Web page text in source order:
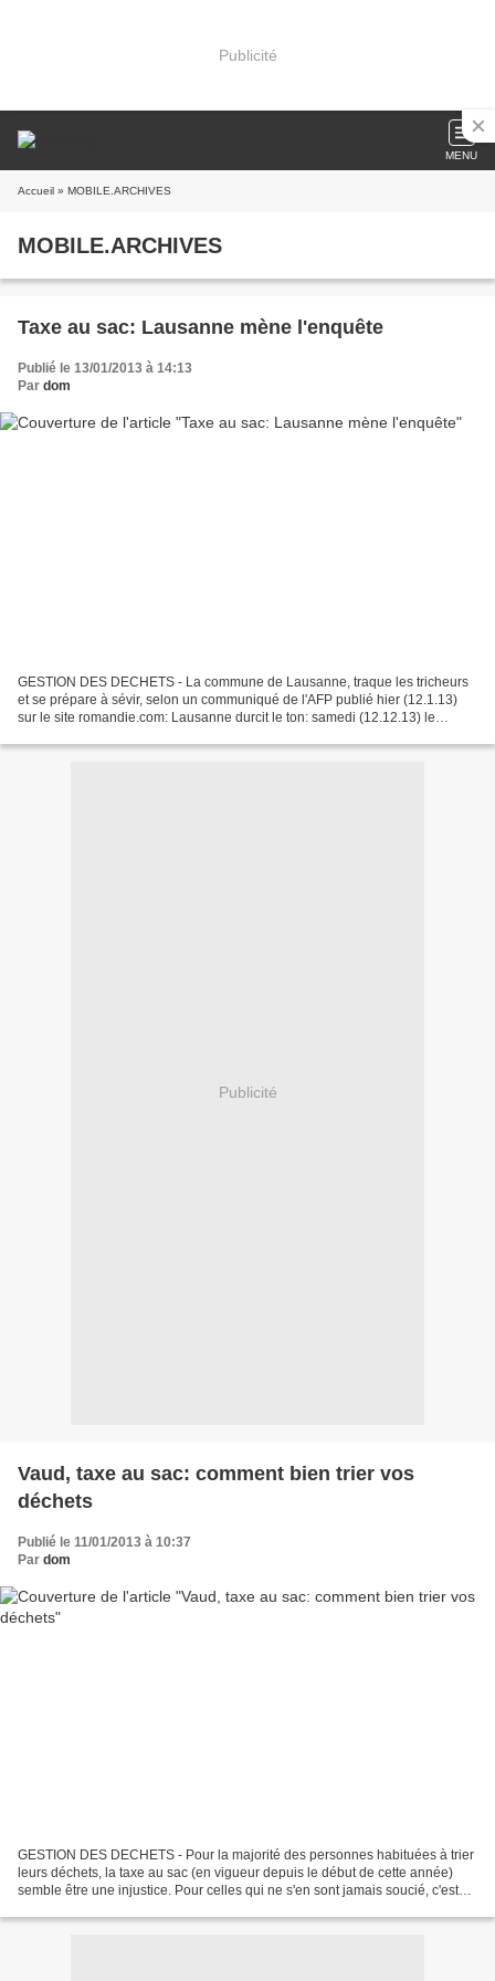
Publicité
MENU
Accueil » MOBILE.ARCHIVES
MOBILE.ARCHIVES
Taxe au sac: Lausanne mène l'enquête
Publié le 13/01/2013 à 14:13
Par dom
GESTION DES DECHETS - La commune de Lausanne, traque les tricheurs
et se prépare à sévir, selon un communiqué de l'AFP publié hier (12.1.13)
sur le site romandie.com: Lausanne durcit le ton: samedi (12.12.13) le
Publicité
Vaud, taxe au sac: comment bien trier vos
déchets
Publié le 11/01/2013 à 10:37
Par dom
GESTION DES DECHETS - Pour la majorité des personnes habituées à trier
leurs déchets, la taxe au sac (en vigueur depuis le début de cette année)
semble être une injustice. Pour celles qui ne s'en sont jamais soucié, c'est